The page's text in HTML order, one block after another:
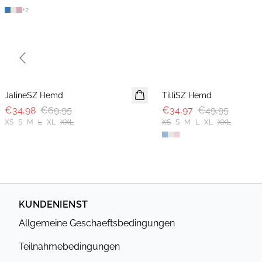
+2
JalineSZ Hemd
€34,98 €69,95
XS S M L XL XXL
TilliSZ Hemd
€34,97 €49,95
XS S M L XL XXL
Previous slide
KUNDENIENST
Allgemeine Geschaeftsbedingungen
Teilnahmebedingungen